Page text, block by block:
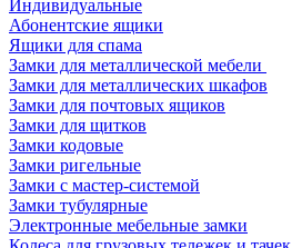
Индивидуальные
Абонентские ящики
Ящики для спама
Замки для металлической мебели
Замки для металлических шкафов
Замки для почтовых ящиков
Замки для щитков
Замки кодовые
Замки ригельные
Замки с мастер-системой
Замки тубулярные
Электронные мебельные замки